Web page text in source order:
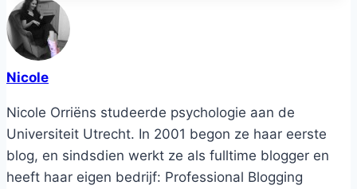
Nicole
Nicole Orriëns studeerde psychologie aan de
Universiteit Utrecht. In 2001 begon ze haar eerste
blog, en sindsdien werkt ze als fulltime blogger en
heeft haar eigen bedrijf: Professional Blogging